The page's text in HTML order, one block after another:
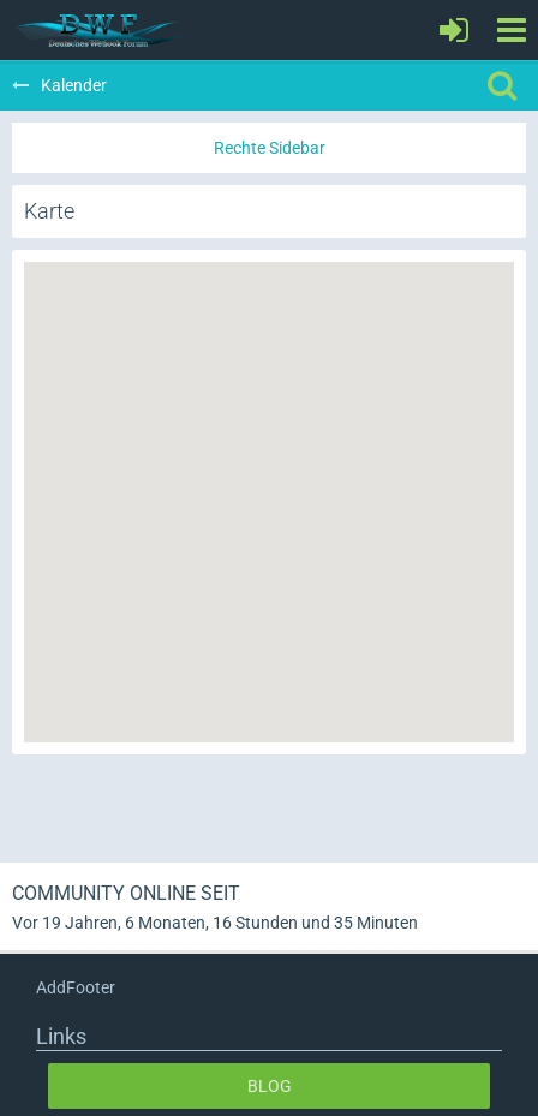
Kalender
Karte
COMMUNITY ONLINE SEIT
Vor 19 Jahren, 6 Monaten, 16 Stunden und 35 Minuten
AddFooter
Links
BLOG